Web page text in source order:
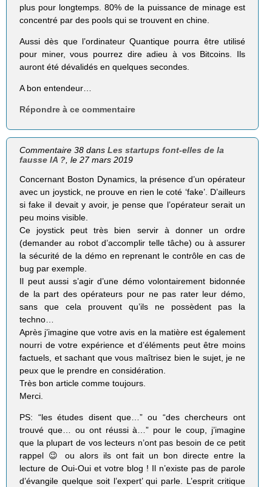
plus pour longtemps. 80% de la puissance de minage est
concentré par des pools qui se trouvent en chine.
Aussi dès que l’ordinateur Quantique pourra être utilisé
pour miner, vous pourrez dire adieu à vos Bitcoins. Ils
auront été dévalidés en quelques secondes.
A bon entendeur…
Répondre à ce commentaire
Commentaire 38 dansLes startups font-elles de la
fausse IA ?, le 27 mars 2019
Concernant Boston Dynamics, la présence d’un opérateur
avec un joystick, ne prouve en rien le coté ‘fake’. D’ailleurs
si fake il devait y avoir, je pense que l’opérateur serait un
peu moins visible.
Ce joystick peut très bien servir à donner un ordre
(demander au robot d’accomplir telle tâche) ou à assurer
la sécurité de la démo en reprenant le contrôle en cas de
bug par exemple.
Il peut aussi s’agir d’une démo volontairement bidonnée
de la part des opérateurs pour ne pas rater leur démo,
sans que cela prouvent qu’ils ne possèdent pas la
techno…
Après j’imagine que votre avis en la matière est également
nourri de votre expérience et d’éléments peut être moins
factuels, et sachant que vous maîtrisez bien le sujet, je ne
peux que le prendre en considération.
Très bon article comme toujours.
Merci.
PS: “les études disent que…” ou “des chercheurs ont
trouvé que… ou ont réussi à…” pour le coup, j’imagine
que la plupart de vos lecteurs n’ont pas besoin de ce petit
rappel 😉 ou alors ils ont fait un bon directe entre la
lecture de Oui-Oui et votre blog ! Il n’existe pas de parole
d’évangile quelque soit l’expert’ qui parle. L’esprit critique